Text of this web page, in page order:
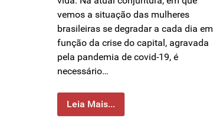
vemos a situação das mulheres
brasileiras se degradar a cada dia em
função da crise do capital, agravada
pela pandemia de covid-19, é
necessário…
Leia Mais...